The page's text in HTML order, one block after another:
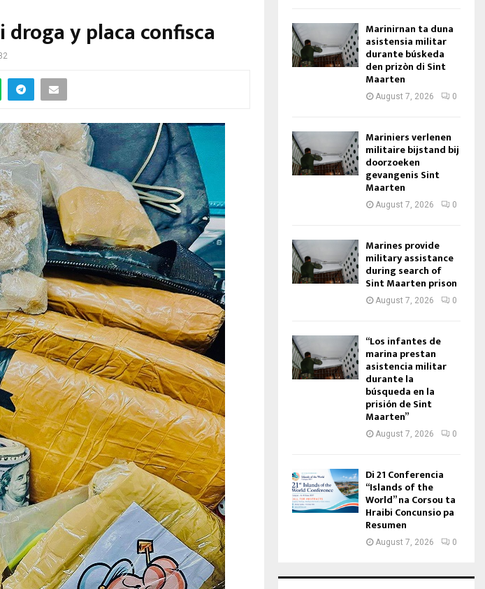
y placa confisca Marinirnan ta duna
asistensia militar
durante búskeda
den prizòn di Sint
Maarten
August 7, 2026 0
Mariniers verlenen
militaire bijstand bij
doorzoeken
gevangenis Sint
Maarten
August 7, 2026 0
Marines provide
military assistance
during search of
Sint Maarten prison
August 7, 2026 0
“Los infantes de
marina prestan
asistencia militar
durante la
búsqueda en la
prisión de Sint
Maarten”
August 7, 2026 0
Di 21 Conferencia
“Islands of the
World” na Corsou ta
Hraibi Concunsio pa
Resumen
August 7, 2026 0